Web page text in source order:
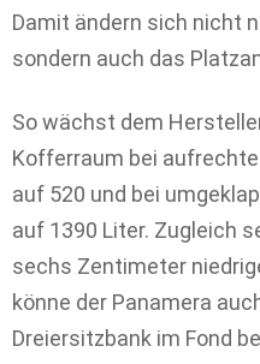
Damit ändern sich nicht
sondern auch das
So wächst dem
Kofferraum bei
auf 520 und bei
auf 1390 Liter. Zugleich
sechs Zentimeter
könne der Panamera
Dreiersitzbank im Fond